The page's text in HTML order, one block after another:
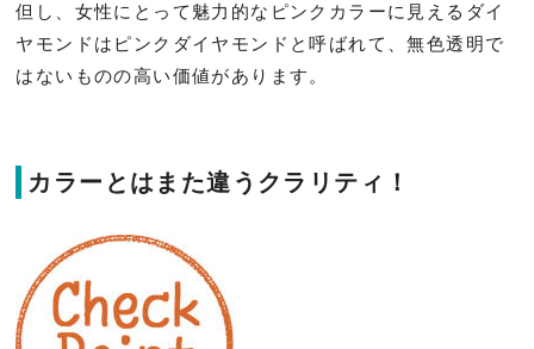
但し、女性にとって魅力的なピンクカラーに見えるダイ
ヤモンドはピンクダイヤモンドと呼ばれて、無色透明で
はないものの高い価値があります。
カラーとはまた違うクラリティ！